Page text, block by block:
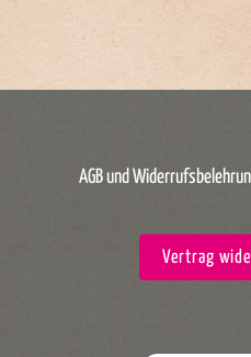
AGB und
Vertrag